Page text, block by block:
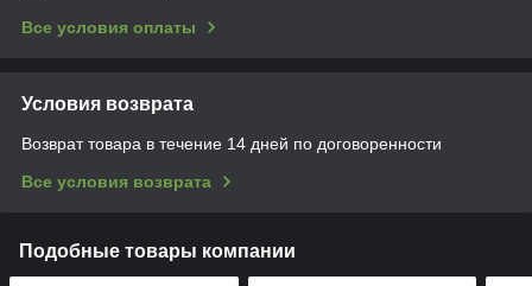
Все условия оплаты
Условия возврата
Возврат товара в течение 14 дней по договоренности
Все условия возврата
Подобные товары компании